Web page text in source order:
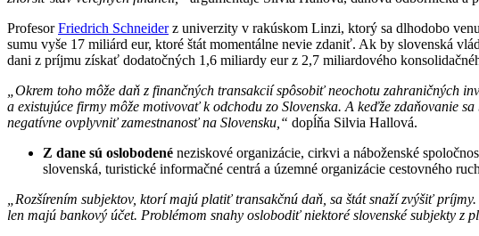
ProfesorFriedrich Schneiderz univerzity v rakúskom Linzi, ktorý sa dlhodobo
sumu vyše 17 miliárd eur, ktoré štát momentálne nevie zdaniť. Ak by slovenská
dani z príjmu získať dodatočných 1,6 miliardy eur z 2,7 miliardového
„Okrem toho môže daň z finančných transakcií spôsobiť neochotu zahraničných
a existujúce firmy môže motivovať k odchodu zo Slovenska. A keďže zdaňovanie
negatívne ovplyvniť zamestnanosť na Slovensku,“ dopĺňa Silvia Hallová.
Z dane sú oslobodené neziskové organizácie, cirkvi a náboženské
slovenská, turistické informačné centrá a územné organizácie cestovného
„Rozšírením subjektov, ktorí majú platiť transakčnú daň, sa štát snaží zvýšiť
len majú bankový účet. Problémom snahy oslobodiť niektoré slovenské subjekty